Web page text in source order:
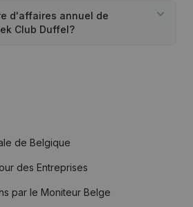
d'affaires annuel de
Club Duffel?
de Belgique
des Entreprises
par le Moniteur Belge